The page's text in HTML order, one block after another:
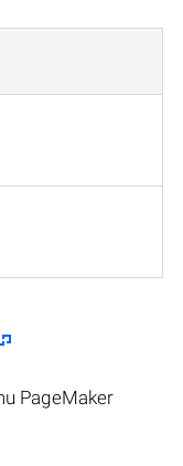
PageMaker